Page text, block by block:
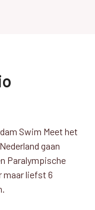
Swim Meet het
gaan
Paralympische
maar liefst 6